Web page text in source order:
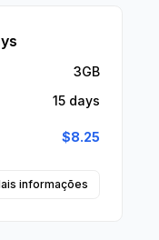
3GB
15 days
$8.25
informações